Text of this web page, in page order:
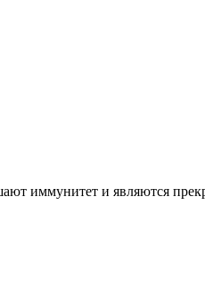
иммунитет и являются